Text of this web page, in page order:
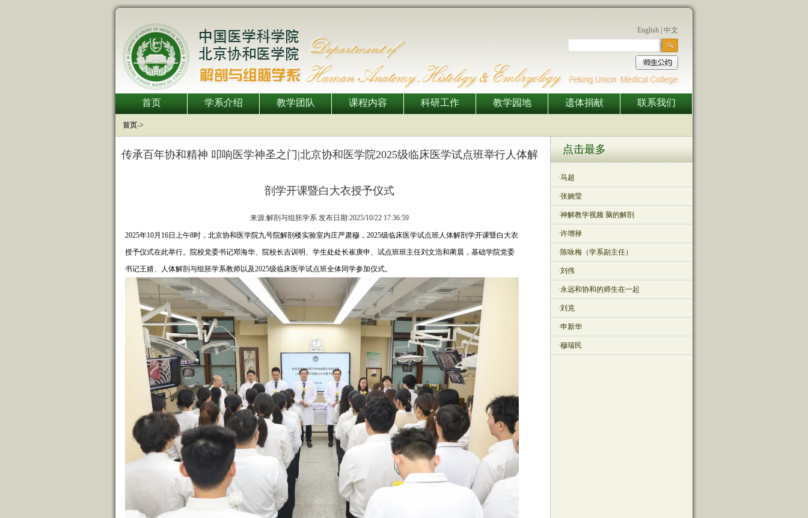
English 中文
首页 学系介绍 教学团队 课程内容 科研工作 教学园地 遗体捐献 联系我们
首页->
传承百年协和精神 叩响医学神圣之门|北京协和医学院2025级临床医学试点班举行人体解
剖学开课暨白大衣授予仪式
来源:解剖与组胚学系 发布日期:2025/10/22 17:36:59
2025年10月16日上午8时，北京协和医学院九号院解剖楼实验室内庄严肃穆，2025级临床医学试点班人体解剖学开课暨白大衣
授予仪式在此举行。院校党委书记邓海华、院校长吉训明、学生处处长崔庚申、试点班班主任刘文浩和蔺晨，基础学院党委
书记王婧、人体解剖与组胚学系教师以及2025级临床医学试点班全体同学参加仪式。
点击最多
·马超
·张婉莹
·神解教学视频 脑的解剖
·许增禄
·陈咏梅（学系副主任）
·刘伟
·永远和协和的师生在一起
·刘克
·申新华
·穆瑞民